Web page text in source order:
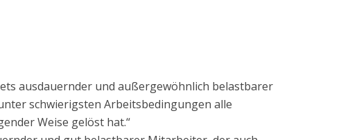
ausdauernder und außergewöhnlich belastbarer
schwierigsten Arbeitsbedingungen alle
Weise gelöst hat.“